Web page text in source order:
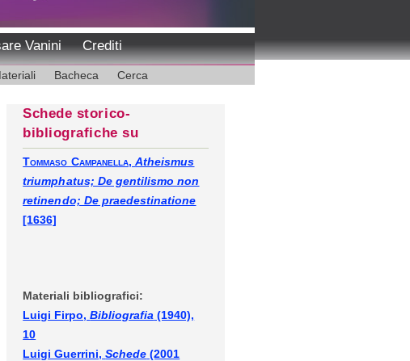
Vanini Crediti
Bacheca Cerca
Schede storico-
bibliografiche su
Tommaso Campanella,Atheismus
triumphatus; De gentilismo non
retinendo; De praedestinatione
[1636]
Materiali bibliografici:
Luigi Firpo,Bibliografia (1940),
10
Luigi Guerrini,Schede (2001